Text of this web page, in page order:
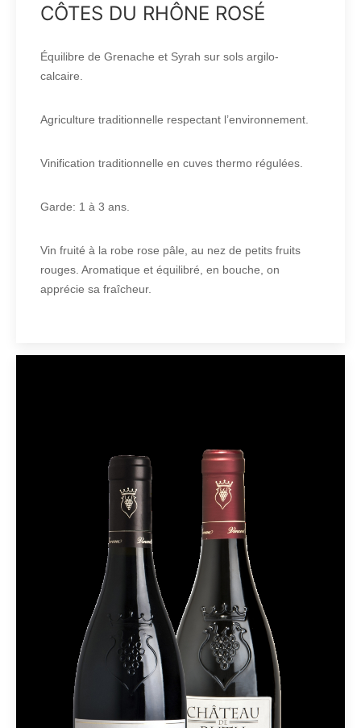
CÔTES DU RHÔNE ROSÉ
Équilibre de Grenache et Syrah sur sols argilo-
calcaire.
Agriculture traditionnelle respectant l’environnement.
Vinification traditionnelle en cuves thermo régulées.
Garde: 1 à 3 ans.
Vin fruité à la robe rose pâle, au nez de petits fruits
rouges. Aromatique et équilibré, en bouche, on
apprécie sa fraîcheur.